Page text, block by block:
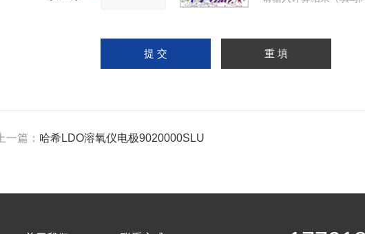
上一篇： 哈希LDO溶氧仪电极9020000SLU